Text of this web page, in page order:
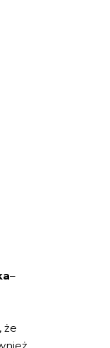
–
że